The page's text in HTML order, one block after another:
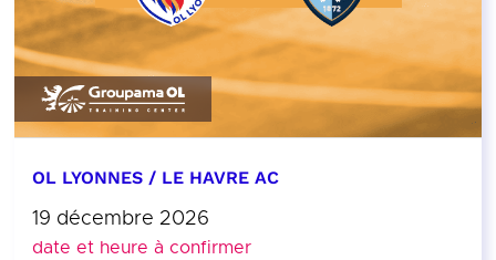
OL LYONNES / LE HAVRE AC
19 décembre 2026
date et heure à confirmer